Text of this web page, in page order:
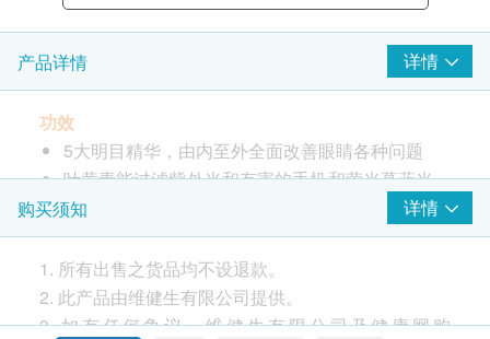
产品详情 详情
功效
5大明目精华，由内至外全面改善眼睛各种问题
叶黄素能过滤紫外光和有害的手机和萤光幕蓝光，
减少伤害黄斑部，保持视力清晰
蓝莓(山桑子)精华含花青素，舒缓双眼疲劳及延缓
退化
小米草有助舒缓眼干和不适，保持眼睛明亮
枸杞子和接骨木果抗氧力强， 减慢眼睛细胞退化
购买须知 详情
1. 所有出售之货品均不设退款。
2. 此产品由维健生有限公司提供。
3. 如有任何争议，维健生有限公司及健康网购